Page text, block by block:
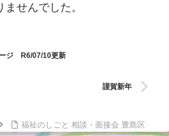
せんでした。
ジ R6/07/10更新
謹賀新年
福祉のしごと 相談・面接会 豊島区